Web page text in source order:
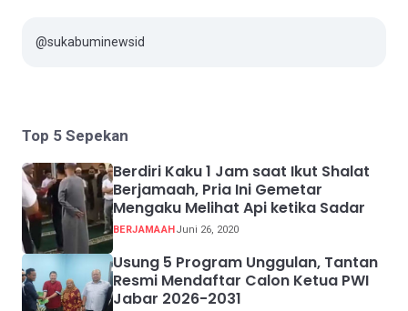
@sukabuminewsid
Top 5 Sepekan
Berdiri Kaku 1 Jam saat Ikut Shalat
Berjamaah, Pria Ini Gemetar
Mengaku Melihat Api ketika Sadar
BERJAMAAH Juni 26, 2020
Usung 5 Program Unggulan, Tantan
Resmi Mendaftar Calon Ketua PWI
Jabar 2026-2031